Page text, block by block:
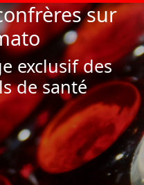
sur
exclusif des
de santé